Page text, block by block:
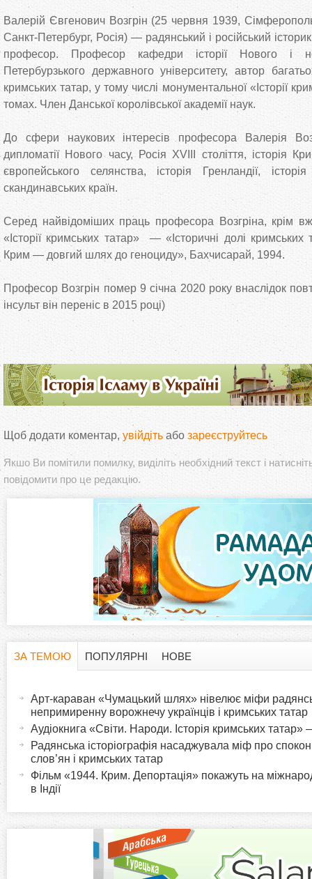
Валерій Євгенович Возгрін (25 червня 1939,
Санкт-Петербург, Росія) — радянський і російський
професор. Професор кафедри історії Нового і
Петербурзького державного університету, автор
кримських татар, у тому числі монументальної «Історії
томах. Член Данської королівської академії наук.
До сфери наукових інтересів професора Валерія
дипломатії Нового часу, Росія XVIII століття, історія
європейського селянства, історія Гренландії,
скандинавських країн.
Серед найвідоміших праць професора Возгріна, крім
«Історії кримських татар» — «Історичні долі
Крим — довгий шлях до геноциду», Бахчисарай, 1994.
Професор Возгрін помер 9 січна 2020 року внаслідок
інсульт він переніс в 2015 році)
Щоб додати коментар, увійдіть або зареєструйтесь
Якшо Ви помітили помилку, виділіть необхідний текст і
повідомити про це редакцію.
z
ЗА ТЕМОЮ
в
к
ПОПУЛЯРНІ НОВЕ
Арт-караван «Чумацький шлях» нівелює міфи
непримиренну ворожнечу українців і кримських татар
Аудіокнига «Світи. Народи. Історія кримських татар»
Радянська історіографія насаджувала міф про
слов’ян і кримських татар
Фільм «1944. Крим. Депортація» покажуть на
в Індії